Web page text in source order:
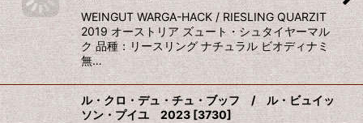
WEINGUT WARGA-HACK / RIESLING QUARZIT
2019 オーストリア ズュート・シュタイヤーマル
ク 品種：リースリング ナチュラル ビオディナミ
無…
ル・クロ・デュ・チュ・ブッフ / ル・ビュイッ
ソン・プイユ 2023 [3730]